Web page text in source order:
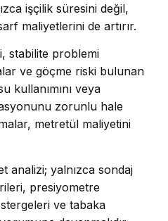
işçilik süresini değil,
maliyetlerini de artırır.
stabilite problemi
ve göçme riski bulunan
kullanımını veya
zorunlu hale
metretül maliyetini
analizi; yalnızca sondaj
presiyometre
ve tabaka